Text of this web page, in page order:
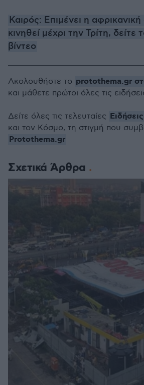
Καιρός: Επιμένει η
κινηθεί μέχρι την Τρίτη, δείτε
βίντεο
Σχετικά Άρθρα
Ακολουθήστε το protothema.gr
και μάθετε πρώτοι όλες τις
Δείτε όλες τις τελευταίες Ειδήσεις
και τον Κόσμο, τη στιγμή που
Protothema.gr